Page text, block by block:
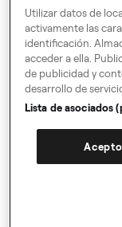
Código de Conducta
Speak up!
CGC, Protección de
Utilizar datos de
activamente las
identificación.
acceder a ella.
de publicidad y
desarrollo de
Lista de asociados
Acepto